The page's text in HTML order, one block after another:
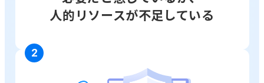
人的リソースが不足している
2